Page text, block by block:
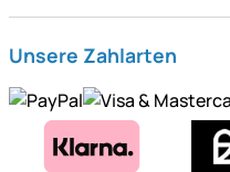
Unsere Zahlarten